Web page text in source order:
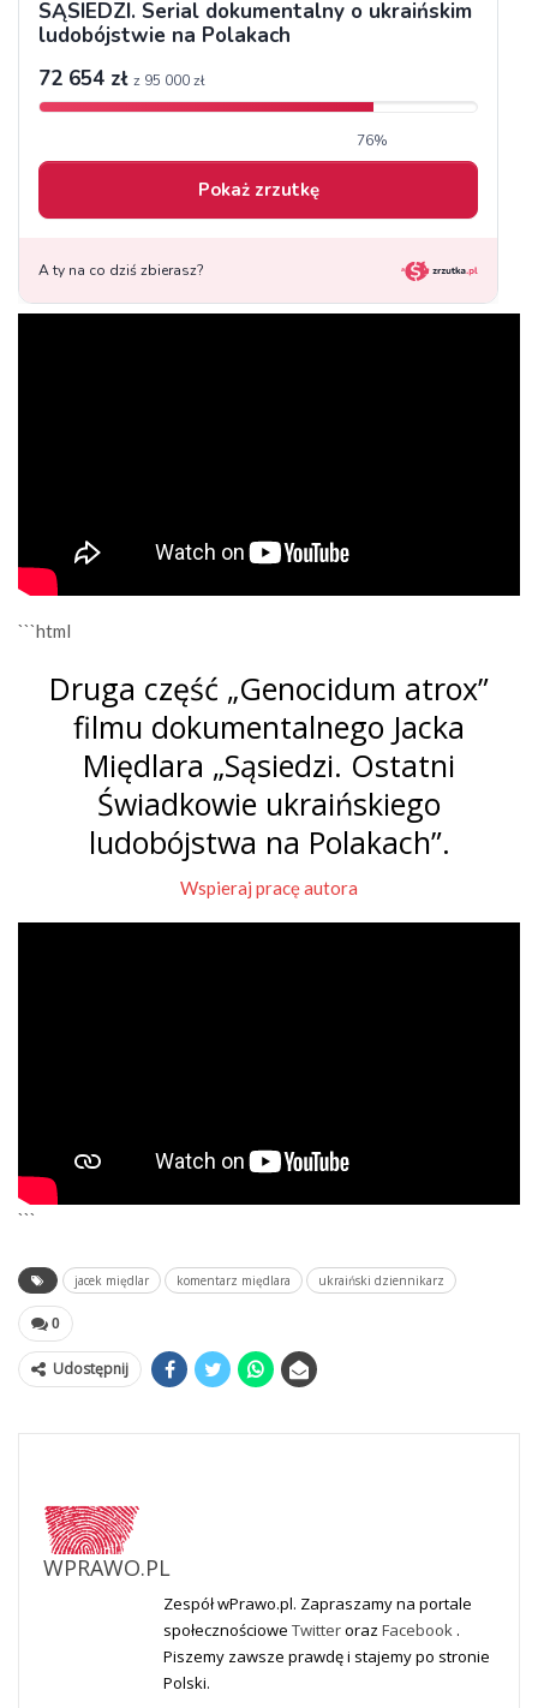
```html
Druga część „Genocidum atrox”
filmu dokumentalnego Jacka
Międlara „Sąsiedzi. Ostatni
Świadkowie ukraińskiego
ludobójstwa na Polakach”.
Wspieraj pracę autora
```
jacek międlar komentarz międlara ukraiński dziennikarz
0
Udostępnij
WPRAWO.PL
Zespół wPrawo.pl. Zapraszamy na portale
społecznościowe Twitteroraz Facebook .
Piszemy zawsze prawdę i stajemy po stronie
Polski.